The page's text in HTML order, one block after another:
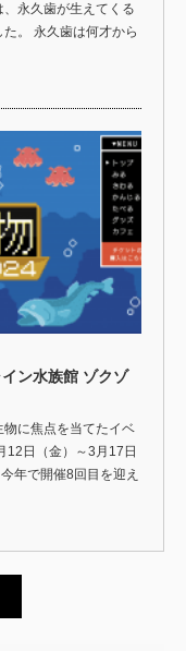
永久歯が生えてくる
。 永久歯は何才から
ン水族館 ゾクゾ
に焦点を当てたイベ
12日（金）～3月17日
年で開催8回目を迎え